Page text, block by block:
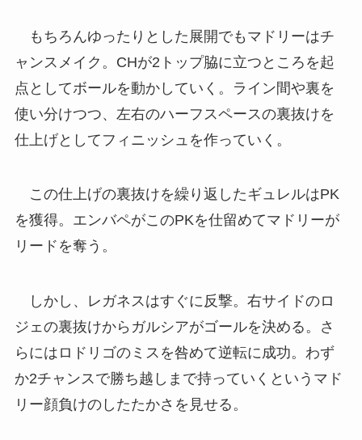
もちろんゆったりとした展開でもマドリーはチ
ャンスメイク。CHが2トップ脇に立つところを起
点としてボールを動かしていく。ライン間や裏を
使い分けつつ、左右のハーフスペースの裏抜けを
仕上げとしてフィニッシュを作っていく。
この仕上げの裏抜けを繰り返したギュレルはPK
を獲得。エンバペがこのPKを仕留めてマドリーが
リードを奪う。
しかし、レガネスはすぐに反撃。右サイドのロ
ジェの裏抜けからガルシアがゴールを決める。さ
らにはロドリゴのミスを咎めて逆転に成功。わず
か2チャンスで勝ち越しまで持っていくというマド
リー顔負けのしたたかさを見せる。